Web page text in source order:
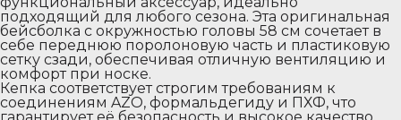
подходящий для любого сезона. Эта оригинальная
бейсболка с окружностью головы 58 см сочетает в
себе переднюю поролоновую часть и пластиковую
сетку сзади, обеспечивая отличную вентиляцию и
комфорт при носке.
Кепка соответствует строгим требованиям к
соединениям AZO, формальдегиду и ПХФ, что